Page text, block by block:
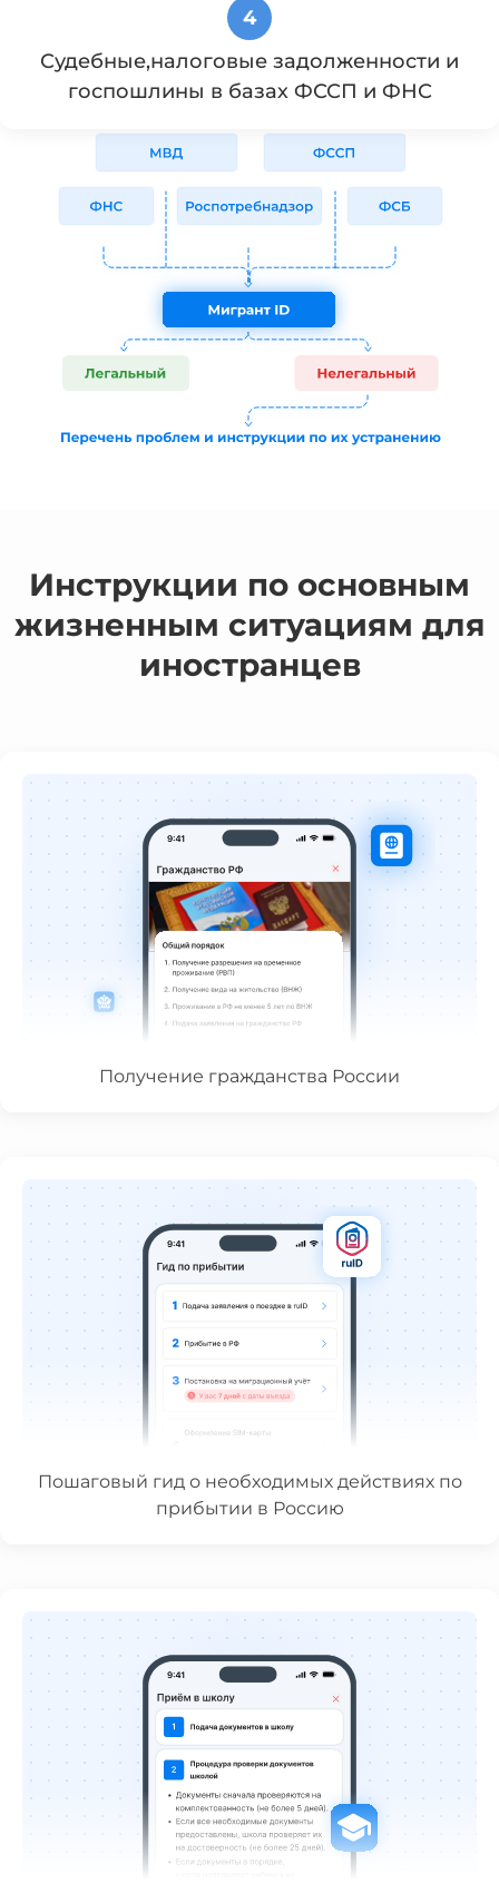
4
Судебные,налоговые задолженности и
госпошлины в базах ФССП и ФНС
Инструкции по основным
жизненным ситуациям для
иностранцев
Получение гражданства России
Пошаговый гид о необходимых действиях по
прибытии в Россию